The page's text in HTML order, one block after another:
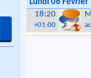
Lundi 06 Février
18:20
+01:00